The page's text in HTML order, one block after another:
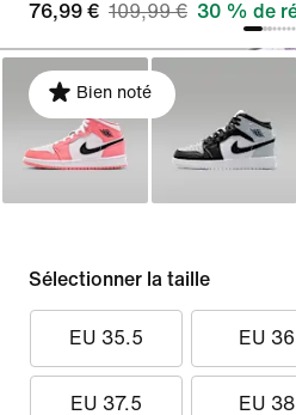
76,99 € 109,99 € 30 % de
Bien noté
Sélectionner la taille
EU 35.5 EU 36
EU 37.5 EU 38